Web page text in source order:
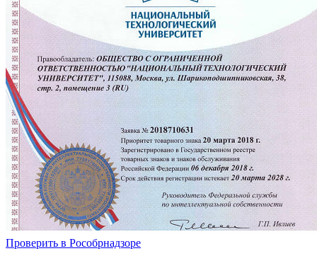
Проверить в Рособрнадзоре